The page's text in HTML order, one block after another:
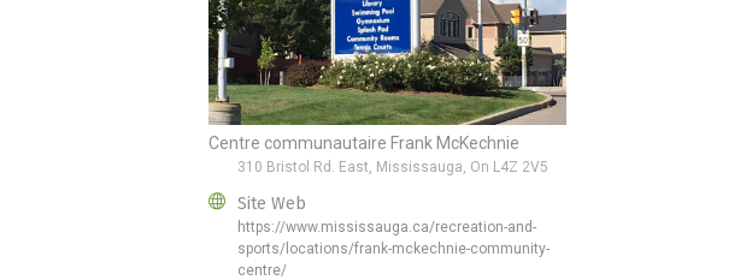
Centre communautaire Frank McKechnie
310 Bristol Rd. East, Mississauga, On L4Z 2V5
Site Web
https://www.mississauga.ca/recreation-and-
sports/locations/frank-mckechnie-community-
centre/